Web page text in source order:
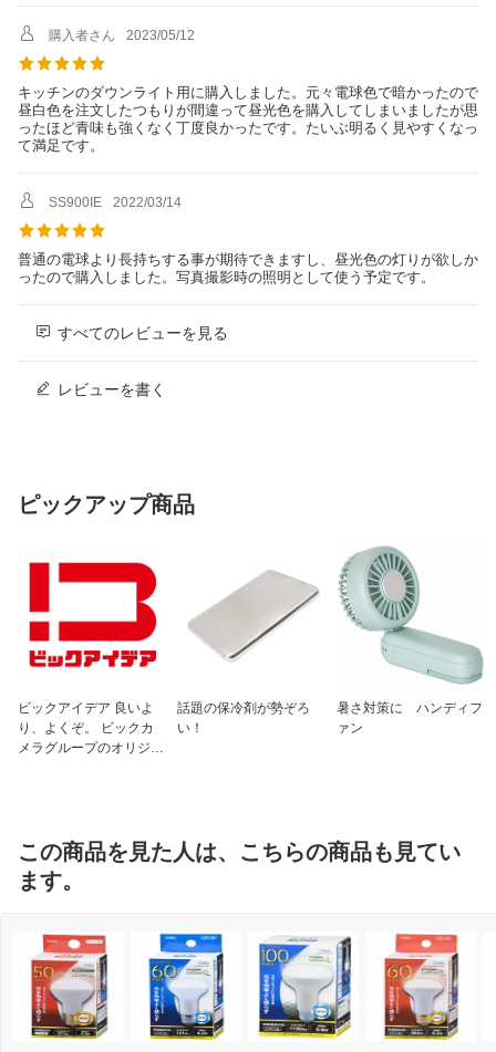
購入者さん 2023/05/12
キッチンのダウンライト用に購入しました。元々電球色で暗かったので
昼白色を注文したつもりが間違って昼光色を購入してしまいましたが思
ったほど青味も強くなく丁度良かったです。たいぶ明るく見やすくなっ
て満足です。
SS900IE 2022/03/14
普通の電球より長持ちする事が期待できますし、昼光色の灯りが欲しか
ったので購入しました。写真撮影時の照明として使う予定です。
すべてのレビューを見る
レビューを書く
ピックアップ商品
ビックアイデア 良いよ
り、よくぞ。 ビックカ
メラグループのオリジナ
話題の保冷剤が勢ぞろ
い！
暑さ対策に ハンディフ
ァン
この商品を見た人は、こちらの商品も見てい
ます。